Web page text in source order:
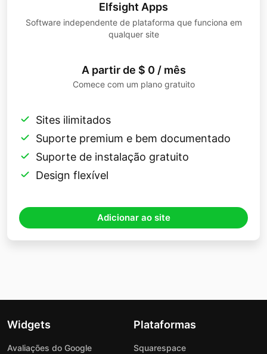
Elfsight Apps
Software independente de plataforma que funciona em
qualquer site
A partir de $ 0 / mês
Comece com um plano gratuito
Sites ilimitados
Suporte premium e bem documentado
Suporte de instalação gratuito
Design flexível
Adicionar ao site
Widgets
Avaliações do Google
Plataformas
Squarespace